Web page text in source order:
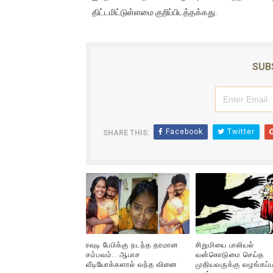
ஐ.நா முன்றலில் சீரற்ற
ஜனாதிபதி ஐக்கிய
32 CM விநோத கன்றுக்குட்டி!
வலிமை தான் அஜித்
திட்டமிட்டுள்ளமை குறிப்பிடத்தக்கது.
SHARE THIS: Facebook Twitter
ரவுடி பேபிக்கு நடந்த தரமான
சம்பவம்.. ஆபாச
வீடியோக்களால் வந்த வினை
சிறுமியை பாலியல்
வன்கொடுமை செய்த
முதியவருக்கு